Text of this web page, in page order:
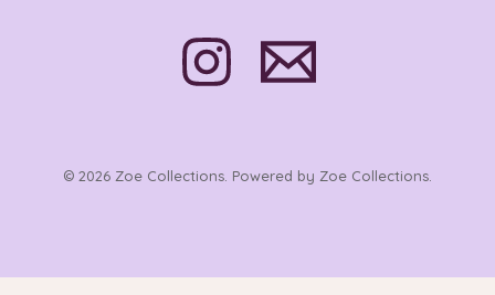
© 2026 Zoe Collections. Powered by Zoe Collections.